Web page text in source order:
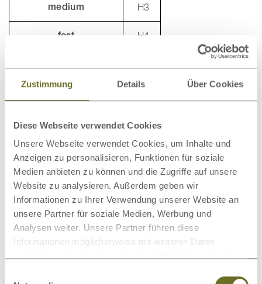
Zustimmung Details Über Cookies
Diese Webseite verwendet Cookies
Unsere Webseite verwendet Cookies, um Inhalte und
Anzeigen zu personalisieren, Funktionen für soziale
Medien anbieten zu können und die Zugriffe auf unsere
Website zu analysieren. Außerdem geben wir
Informationen zu Ihrer Verwendung unserer Website an
unsere Partner für soziale Medien, Werbung und
Analysen weiter. Unsere Partner führen diese
Informationen möglicherweise mit weiteren Daten
medium H3
fest H4
Faustregel:Bei niedrigem Körpergewicht weichen
Härtegrad.
Eher weiche Matratzenpassen besser zu einem
geringeren Körpergewicht.
Eher härtere Matratzenpassen gut zu einem höheren
Härtere Matratzenmit speziell-stabilen Lattenrosten
eignen sich für sehr kräftige, schwere Personen
Gibt die Matratzeim Becken- und Schulterbereich am